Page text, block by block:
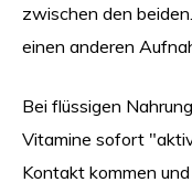
zwischen den
einen anderen
Bei flüssigen
Vitamine sofort
Kontakt kommen